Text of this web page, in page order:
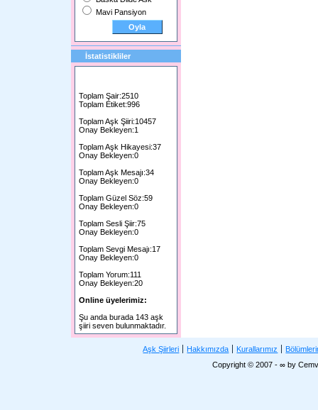
Mavi Pansiyon
İstatistikliler
Toplam Şair:2510
Toplam Etiket:996
Toplam Aşk Şiiri:10457
Onay Bekleyen:1
Toplam Aşk Hikayesi:37
Onay Bekleyen:0
Toplam Aşk Mesajı:34
Onay Bekleyen:0
Toplam Güzel Söz:59
Onay Bekleyen:0
Toplam Sesli Şiir:75
Onay Bekleyen:0
Toplam Sevgi Mesajı:17
Onay Bekleyen:0
Toplam Yorum:111
Onay Bekleyen:20
Online üyelerimiz:
Şu anda burada 143 aşk
şiiri seven bulunmaktadır.
Aşk Şiirleri Hakkımızda Kurallarımız
Copyright © 2007 - ∞ by